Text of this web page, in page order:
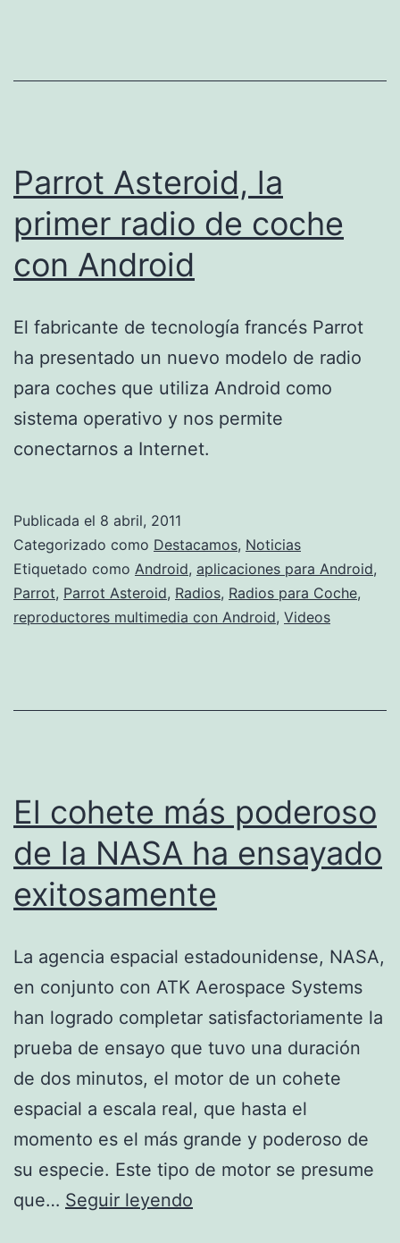
Parrot Asteroid, la
primer radio de coche
con Android
El fabricante de tecnología francés Parrot
ha presentado un nuevo modelo de radio
para coches que utiliza Android como
sistema operativo y nos permite
conectarnos a Internet.
Publicada el 8 abril, 2011
Categorizado como Destacamos, Noticias
Etiquetado como Android, aplicaciones para Android,
Parrot, Parrot Asteroid, Radios, Radios para Coche,
reproductores multimedia con Android, Videos
El cohete más poderoso
de la NASA ha ensayado
exitosamente
La agencia espacial estadounidense, NASA,
en conjunto con ATK Aerospace Systems
han logrado completar satisfactoriamente la
prueba de ensayo que tuvo una duración
de dos minutos, el motor de un cohete
espacial a escala real, que hasta el
momento es el más grande y poderoso de
su especie. Este tipo de motor se presume
que… Seguir leyendo